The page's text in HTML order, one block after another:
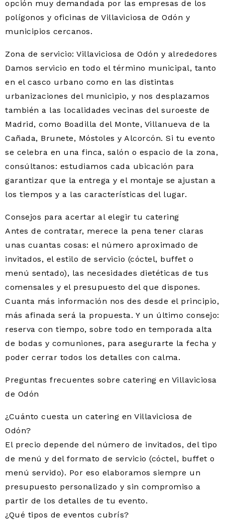
opción muy demandada por las empresas de los
polígonos y oficinas de Villaviciosa de Odón y
municipios cercanos.
Zona de servicio: Villaviciosa de Odón y alrededores
Damos servicio en todo el término municipal, tanto
en el casco urbano como en las distintas
urbanizaciones del municipio, y nos desplazamos
también a las localidades vecinas del suroeste de
Madrid, como Boadilla del Monte, Villanueva de la
Cañada, Brunete, Móstoles y Alcorcón. Si tu evento
se celebra en una finca, salón o espacio de la zona,
consúltanos: estudiamos cada ubicación para
garantizar que la entrega y el montaje se ajustan a
los tiempos y a las características del lugar.
Consejos para acertar al elegir tu catering
Antes de contratar, merece la pena tener claras
unas cuantas cosas: el número aproximado de
invitados, el estilo de servicio (cóctel, buffet o
menú sentado), las necesidades dietéticas de tus
comensales y el presupuesto del que dispones.
Cuanta más información nos des desde el principio,
más afinada será la propuesta. Y un último consejo:
reserva con tiempo, sobre todo en temporada alta
de bodas y comuniones, para asegurarte la fecha y
poder cerrar todos los detalles con calma.
Preguntas frecuentes sobre catering en Villaviciosa
de Odón
¿Cuánto cuesta un catering en Villaviciosa de
Odón?
El precio depende del número de invitados, del tipo
de menú y del formato de servicio (cóctel, buffet o
menú servido). Por eso elaboramos siempre un
presupuesto personalizado y sin compromiso a
partir de los detalles de tu evento.
¿Qué tipos de eventos cubrís?